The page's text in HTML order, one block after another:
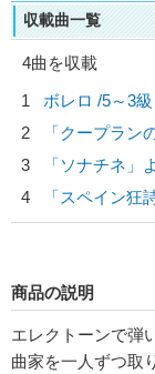
収載曲一覧
4曲を収載
1
ボレロ /5～3級
2
「クープラン
3
「ソナチネ」
4
「スペイン狂
商品の説明
エレクトーンで弾
曲家を一人ずつ取